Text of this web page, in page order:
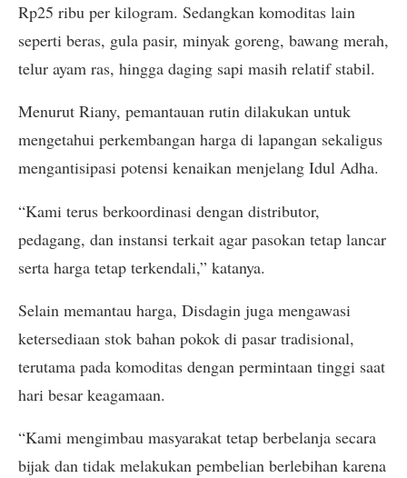
Rp25 ribu per kilogram. Sedangkan komoditas lain
seperti beras, gula pasir, minyak goreng, bawang merah,
telur ayam ras, hingga daging sapi masih relatif stabil.
Menurut Riany, pemantauan rutin dilakukan untuk
mengetahui perkembangan harga di lapangan sekaligus
mengantisipasi potensi kenaikan menjelang Idul Adha.
“Kami terus berkoordinasi dengan distributor,
pedagang, dan instansi terkait agar pasokan tetap lancar
serta harga tetap terkendali,” katanya.
Selain memantau harga, Disdagin juga mengawasi
ketersediaan stok bahan pokok di pasar tradisional,
terutama pada komoditas dengan permintaan tinggi saat
hari besar keagamaan.
“Kami mengimbau masyarakat tetap berbelanja secara
bijak dan tidak melakukan pembelian berlebihan karena